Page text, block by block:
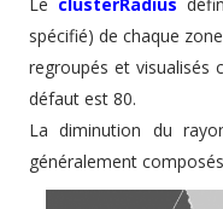
spécifié) de chaque
regroupés et visualisés
défaut est 80.
La diminution du
généralement